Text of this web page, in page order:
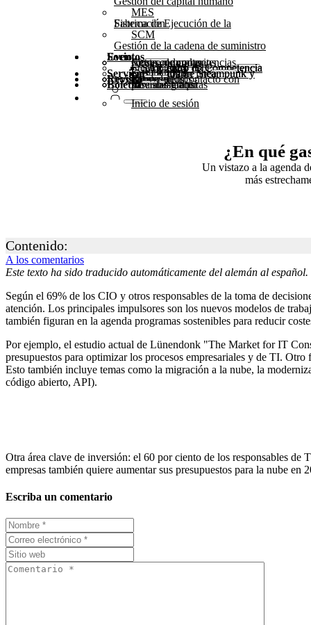
MES
Sistema de Ejecución de la Fabricación
SCM
Gestión de la cadena de suministro
Socio
EventosActos comunitarios
Mesas redondas
Centro de competencias
Centro de Competencia SAP 2025
Centro de Competencia SAP 2024
Centro de Competencia SAP 2023
Steampunk y BTP
Cumbre Steampunk y BTP 2025
Cumbre Steampunk y BTP 2024
Seminarios en línea
ServicioGlosario
Formularios
Póngase en contacto con nosotrosKit de medios
Revistasuscríbase aquí
para abonados
Revistas gratuitas
Boletín
Inicio de sesión
¿En qué
Un vistazo a la agenda
más
Contenido:
A los comentarios
Este texto ha sido traducido automáticamente del alemán al español.
Según el 69% de los CIO y otros responsables de la toma de
atención. Los principales impulsores son los nuevos modelos de
también figuran en la agenda programas sostenibles para reducir
Por ejemplo, el estudio actual de Lünendonk "The Market for IT
presupuestos para optimizar los procesos empresariales y de TI.
Esto también incluye temas como la migración a la nube, la
código abierto, API).
Otra área clave de inversión: el 60 por ciento de los responsables de
empresas también quiere aumentar sus presupuestos para la nube
Escriba un comentario